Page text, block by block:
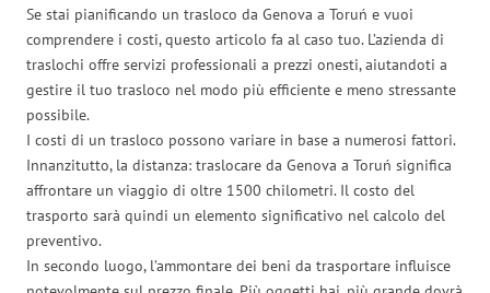
Se stai pianificando un trasloco da Genova a Toruń e vuoi
comprendere i costi, questo articolo fa al caso tuo. L’azienda di
traslochi offre servizi professionali a prezzi onesti, aiutandoti a
gestire il tuo trasloco nel modo più efficiente e meno stressante
possibile.
I costi di un trasloco possono variare in base a numerosi fattori.
Innanzitutto, la distanza: traslocare da Genova a Toruń significa
affrontare un viaggio di oltre 1500 chilometri. Il costo del
trasporto sarà quindi un elemento significativo nel calcolo del
preventivo.
In secondo luogo, l’ammontare dei beni da trasportare influisce